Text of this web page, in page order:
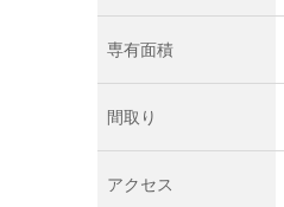
専有面積
間取り
アクセス